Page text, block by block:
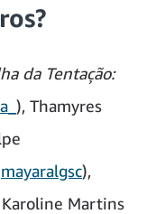
da Tentação:
), Thamyres
mayaralgsc),
Martins